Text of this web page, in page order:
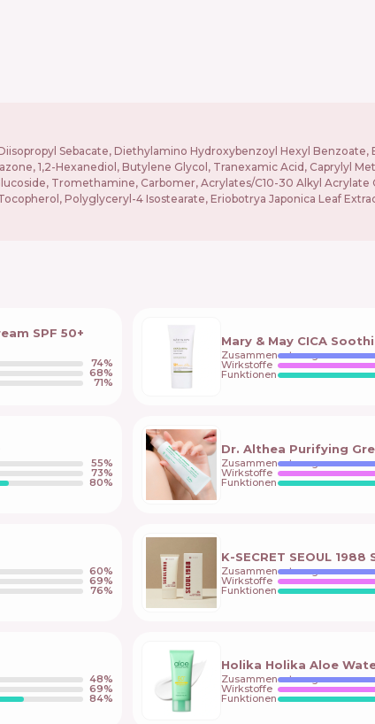
Sebacate, Diethylamino Hydroxybenzoyl Hexyl
1,2-Hexanediol, Butylene Glycol, Tranexamic Acid, Caprylyl
Tromethamine, Carbomer, Acrylates/C10-30 Alkyl
Polyglyceryl-4 Isostearate, Eriobotrya Japonica Leaf
SPF 50+
74%
68%
71%
Mary & May CICA
Zusammensetzung
Wirkstoffe
Funktionen
55%
73%
80%
Dr. Althea Purifying
Zusammensetzung
Wirkstoffe
Funktionen
60%
69%
76%
K-SECRET SEOUL
Zusammensetzung
Wirkstoffe
Funktionen
48%
69%
84%
Holika Holika Aloe
Zusammensetzung
Wirkstoffe
Funktionen